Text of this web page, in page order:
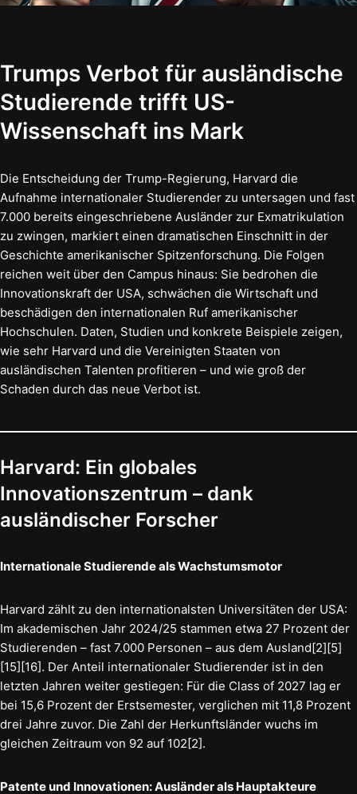
Trumps Verbot für ausländische
Studierende trifft US-
Wissenschaft ins Mark
Die Entscheidung der Trump-Regierung, Harvard die
Aufnahme internationaler Studierender zu untersagen und fast
7.000 bereits eingeschriebene Ausländer zur Exmatrikulation
zu zwingen, markiert einen dramatischen Einschnitt in der
Geschichte amerikanischer Spitzenforschung. Die Folgen
reichen weit über den Campus hinaus: Sie bedrohen die
Innovationskraft der USA, schwächen die Wirtschaft und
beschädigen den internationalen Ruf amerikanischer
Hochschulen. Daten, Studien und konkrete Beispiele zeigen,
wie sehr Harvard und die Vereinigten Staaten von
ausländischen Talenten profitieren – und wie groß der
Schaden durch das neue Verbot ist.
Harvard: Ein globales
Innovationszentrum – dank
ausländischer Forscher
Internationale Studierende als Wachstumsmotor
Harvard zählt zu den internationalsten Universitäten der USA:
Im akademischen Jahr 2024/25 stammen etwa 27 Prozent der
Studierenden – fast 7.000 Personen – aus dem Ausland[2][5]
[15][16]. Der Anteil internationaler Studierender ist in den
letzten Jahren weiter gestiegen: Für die Class of 2027 lag er
bei 15,6 Prozent der Erstsemester, verglichen mit 11,8 Prozent
drei Jahre zuvor. Die Zahl der Herkunftsländer wuchs im
gleichen Zeitraum von 92 auf 102[2].
Patente und Innovationen: Ausländer als Hauptakteure